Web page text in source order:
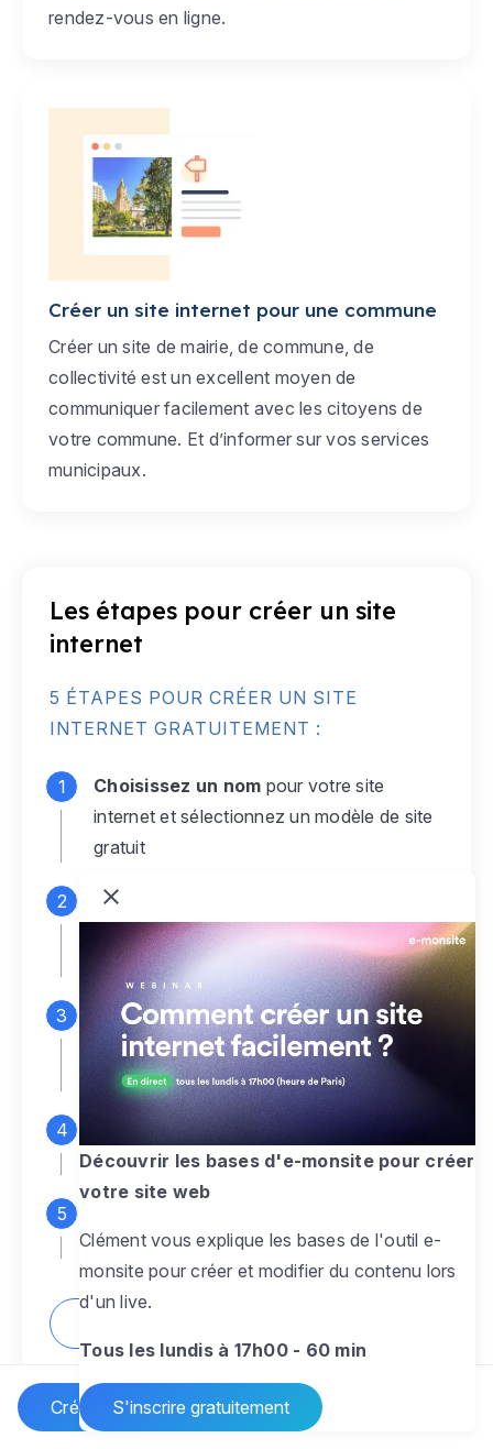
Créer un site Internet
rendez-vous en ligne.
Créer un site internet pour une commune
Créer un site de mairie, de commune, de
collectivité est un excellent moyen de
communiquer facilement avec les citoyens de
votre commune. Et d’informer sur vos services
municipaux.
Les étapes pour créer un site
internet
5 ÉTAPES POUR CRÉER UN SITE
INTERNET GRATUITEMENT :
Choisissez un nom pour votre site
internet et sélectionnez un modèle de site
gratuit
Connectez-vous
monsite gratuit pour accéder à votre
espace d'administration
Personnalisez entièrement le
designpour créer un site web sur-mesure,
à votre image
Ajoutez des pagessans limite pour
présenter votre activité, votre passion
pour rendre votre site dynamique
Découvrir les bases d'e-monsite pour créer
votre site web
Clément vous explique les bases de l'outil e-
monsite pour créer et modifier du contenu lors
d'un live.
Tous les lundis à 17h00 - 60 min
S'inscrire gratuitement